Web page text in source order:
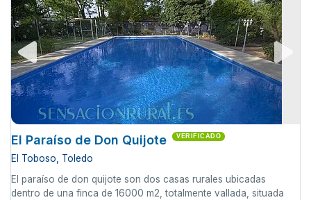
El Paraíso de Don Quijote VERIFICADO
El Toboso, Toledo
El paraíso de don quijote son dos casas rurales ubicadas
dentro de una finca de 16000 m2, totalmente vallada, situada